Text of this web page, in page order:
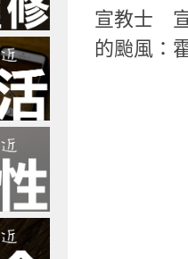
宣教士
的颱風：